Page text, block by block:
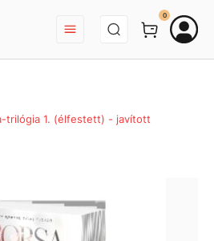
BEJELENTKEZÉS
0
trilógia 1. (élfestett) - javított